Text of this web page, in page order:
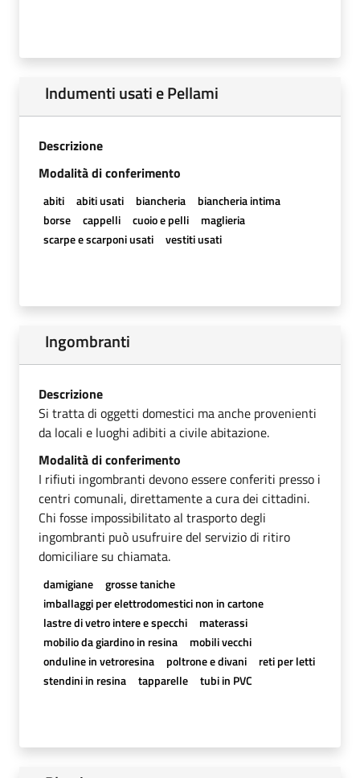
Indumenti usati e Pellami
Descrizione
Modalità di conferimento
abiti abiti usati biancheria
biancheria intima
borse
cappelli cuoio e pelli
maglieria
scarpe e scarponi usati
vestiti usati
Ingombranti
Descrizione
Si tratta di oggetti domestici ma anche provenienti
da locali e luoghi adibiti a civile abitazione.
Modalità di conferimento
I rifiuti ingombranti devono essere conferiti presso i
centri comunali, direttamente a cura dei cittadini.
Chi fosse impossibilitato al trasporto degli
ingombranti può usufruire del servizio di ritiro
domiciliare su chiamata.
damigiane
grosse taniche
imballaggi per elettrodomestici non in cartone
lastre di vetro intere e specchi
materassi
mobilio da giardino in resina
mobili vecchi
onduline in vetroresina
poltrone e divani
reti per letti
stendini in resina
tapparelle tubi in PVC